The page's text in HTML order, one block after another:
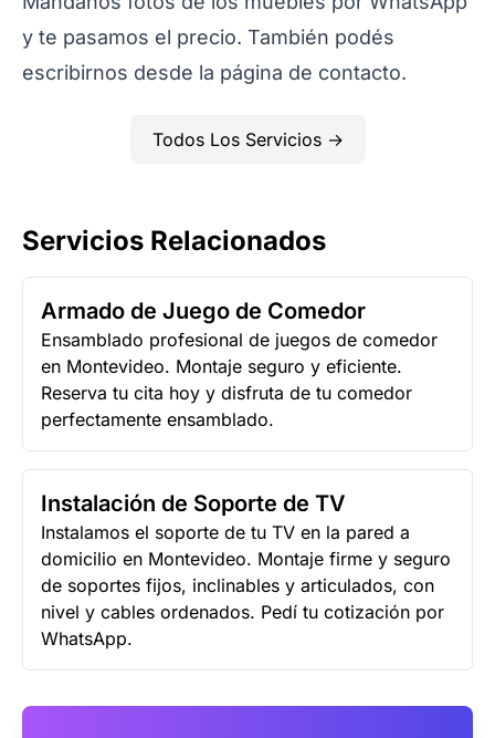
y te pasamos el precio. También podés
escribirnos desde la página de contacto.
Todos Los Servicios →
Servicios Relacionados
Armado de Juego de Comedor
Ensamblado profesional de juegos de comedor
en Montevideo. Montaje seguro y eficiente.
Reserva tu cita hoy y disfruta de tu comedor
perfectamente ensamblado.
Instalación de Soporte de TV
Instalamos el soporte de tu TV en la pared a
domicilio en Montevideo. Montaje firme y seguro
de soportes fijos, inclinables y articulados, con
nivel y cables ordenados. Pedí tu cotización por
WhatsApp.